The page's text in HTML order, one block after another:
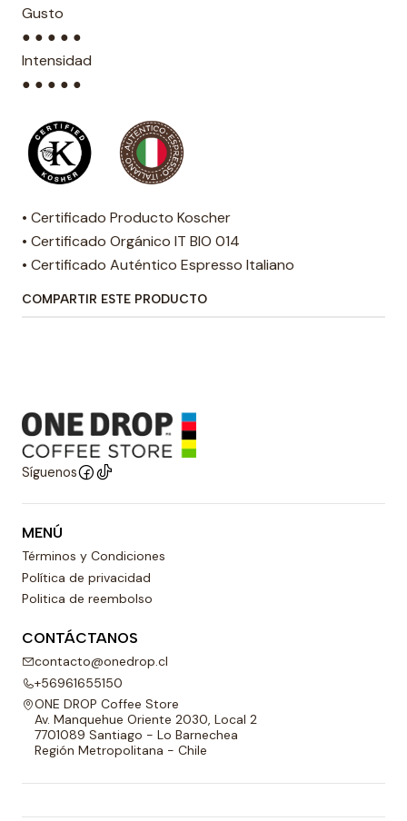
Gusto
● ● ● ● ●
Intensidad
● ● ● ● ●
• Certificado Producto Koscher
• Certificado Orgánico IT BIO 014
• Certificado Auténtico Espresso Italiano
COMPARTIR ESTE PRODUCTO
Síguenos
MENÚ
Términos y Condiciones
Política de privacidad
Politica de reembolso
CONTÁCTANOS
contacto@onedrop.cl
+56961655150
ONE DROP Coffee Store
Av. Manquehue Oriente 2030, Local 2
7701089 Santiago - Lo Barnechea
Región Metropolitana - Chile